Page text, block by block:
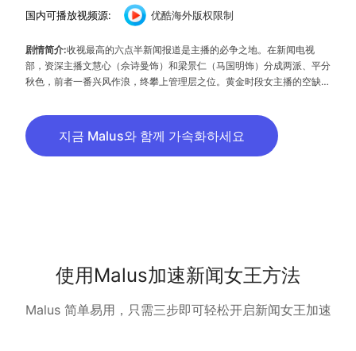
国内可播放视频源: 优酷海外版权限制
剧情简介:收视最高的六点半新闻报道是主播的必争之地。在新闻电视
部，资深主播文慧心（佘诗曼饰）和梁景仁（马国明饰）分成两派、平分
秋色，前者一番兴风作浪，终攀上管理层之位。黄金时段女主播的空缺，
妍（李施嬅饰）、徐晓薇（何依婷饰），三人为求上位，不顾师徒情谊、
新闻道德，在公不择手段争取表现，在私互挖疮疤、互相伤害。最终，有
人从“冷宫”中找到战友，有人跳出主流另觅出路，有人却成为自己最讨厌
지금 Malus와 함께 가속화하세요
使用Malus加速新闻女王方法
Malus 简单易用，只需三步即可轻松开启新闻女王加速